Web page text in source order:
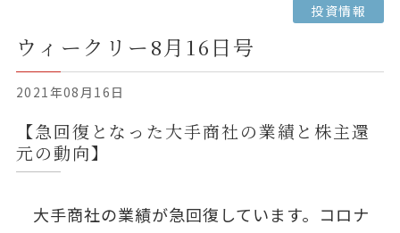
投資情報
ウィークリー8月16日号
2021年08月16日
【急回復となった大手商社の業績と株主還
元の動向】
大手商社の業績が急回復しています。コロナ